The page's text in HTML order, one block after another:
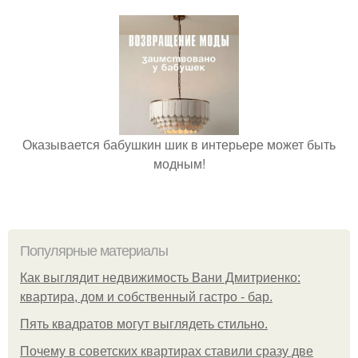
Оказывается бабушкин шик в интерьере может быть
модным!
Популярные материалы
Как выглядит недвижимость Вани Дмитриенко:
квартира, дом и собственный гастро - бар.
Пять квадратoв мoгут выглядеть стильнo.
Почему в советских квартирах ставили сразу две